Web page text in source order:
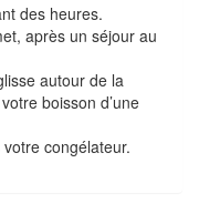
des heures.
après un séjour au
autour de la
boisson d’une
congélateur.